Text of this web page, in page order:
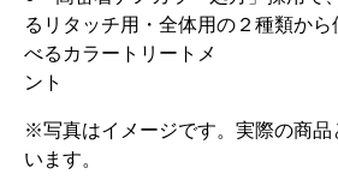
るリタッチ用・全体用の２種類か
べるカラートリートメ
ント
※写真はイメージです。実際の商品
います。